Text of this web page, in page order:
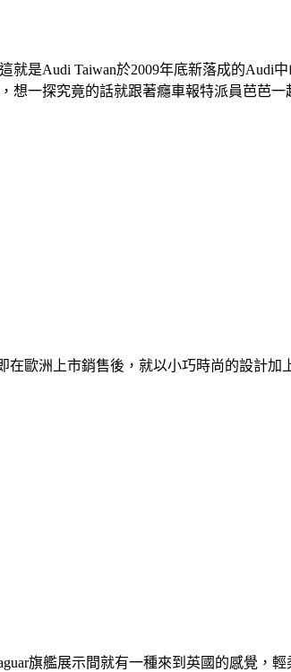
是Audi Taiwan於2009年底新落成的Audi
想一探究竟的話就跟著癮車報特派員芭芭一
歐洲上市銷售後，就以小巧時尚的設計加
旗艦展示間就有一種來到英國的感覺，